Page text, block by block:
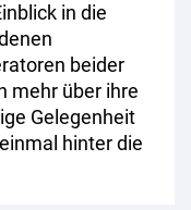
in die
beider
mehr über ihre
Gelegenheit
hinter die